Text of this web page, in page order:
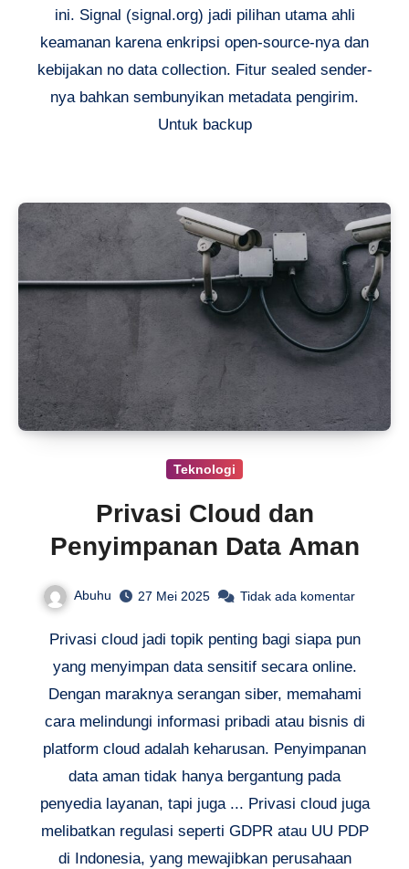
ini. Signal (signal.org) jadi pilihan utama ahli
keamanan karena enkripsi open-source-nya dan
kebijakan no data collection. Fitur sealed sender-
nya bahkan sembunyikan metadata pengirim.
Untuk backup
Teknologi
Privasi Cloud dan
Penyimpanan Data Aman
Abuhu 27 Mei 2025 Tidak ada komentar
Privasi cloud jadi topik penting bagi siapa pun
yang menyimpan data sensitif secara online.
Dengan maraknya serangan siber, memahami
cara melindungi informasi pribadi atau bisnis di
platform cloud adalah keharusan. Penyimpanan
data aman tidak hanya bergantung pada
penyedia layanan, tapi juga ... Privasi cloud juga
melibatkan regulasi seperti GDPR atau UU PDP
di Indonesia, yang mewajibkan perusahaan